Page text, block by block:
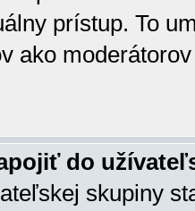
prístup. To
ako
do
skupiny